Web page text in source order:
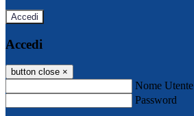
Accedi
Accedi
button close ×
Nome Utente
Password